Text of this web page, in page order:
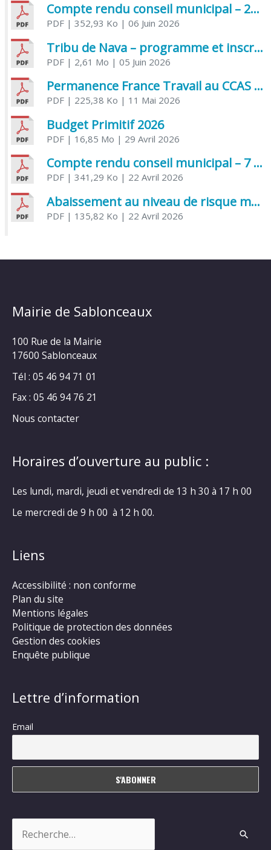
Compte rendu conseil municipal – 21 avril 2026
PDF| 352,93 Ko | 06 Juin 2026
Tribu de Nava – programme et inscriptions été 2026
PDF| 2,61 Mo | 05 Juin 2026
Permanence France Travail au CCAS de Saujon Juin 2026
PDF| 225,38 Ko | 11 Mai 2026
Budget Primitif 2026
PDF| 16,85 Mo | 29 Avril 2026
Compte rendu conseil municipal – 7 avril 2026
PDF| 341,29 Ko | 22 Avril 2026
Abaissement au niveau de risque modéré de l’Influenza aviaire
PDF| 135,82 Ko | 22 Avril 2026
Mairie de Sablonceaux
100 Rue de la Mairie
17600 Sablonceaux
Tél : 05 46 94 71 01
Fax : 05 46 94 76 21
Nous contacter
Horaires d’ouverture au public :
Les lundi, mardi, jeudi et vendredi de 13 h 30 à 17 h 00
Le mercredi de 9 h 00 à 12 h 00.
Liens
Accessibilité : non conforme
Plan du site
Mentions légales
Politique de protection des données
Gestion des cookies
Enquête publique
Lettre d’information
Email